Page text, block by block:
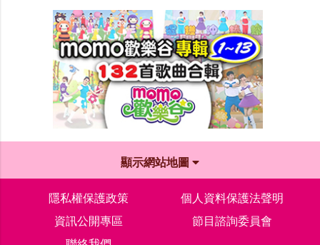
顯示網站地圖
隱私權保護政策
個人資料保護法聲明
資訊公開專區
節目諮詢委員會